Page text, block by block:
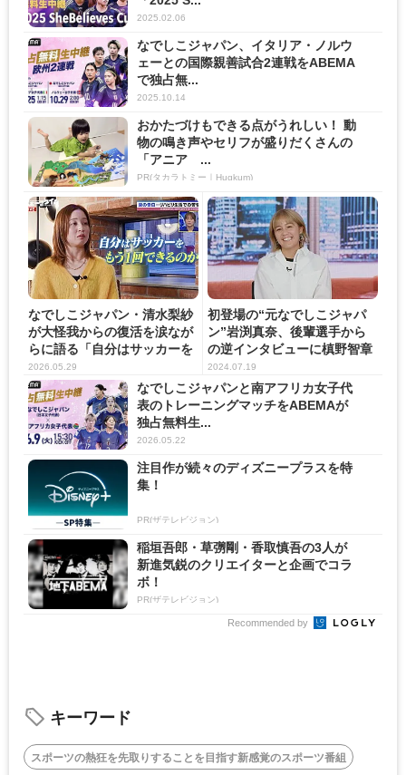
2025.02.06
なでしこジャパン、イタリア・ノルウ
ェーとの国際親善試合2連戦をABEMA
で独占無...
2025.10.14
おかたづけもできる点がうれしい！ 動
物の鳴き声やセリフが盛りだくさんの
「アニア ...
PR(タカラトミー｜Hugkum)
なでしこジャパン・清水梨紗
が大怪我からの復活を涙なが
らに語る「自分はサッカーを
も...
2026.05.29
初登場の“元なでしこジャパ
ン”岩渕真奈、後輩選手から
の逆インタビューに槙野智章
「...
2024.07.19
なでしこジャパンと南アフリカ女子代
表のトレーニングマッチをABEMAが
独占無料生...
2026.05.22
注目作が続々のディズニープラスを特
集！
PR(ザテレビジョン)
稲垣吾郎・草彅剛・香取慎吾の3人が
新進気鋭のクリエイターと企画でコラ
ボ！
PR(ザテレビジョン)
Recommended by
キーワード
スポーツの熱狂を先取りすることを目指す新感覚のスポーツ番組